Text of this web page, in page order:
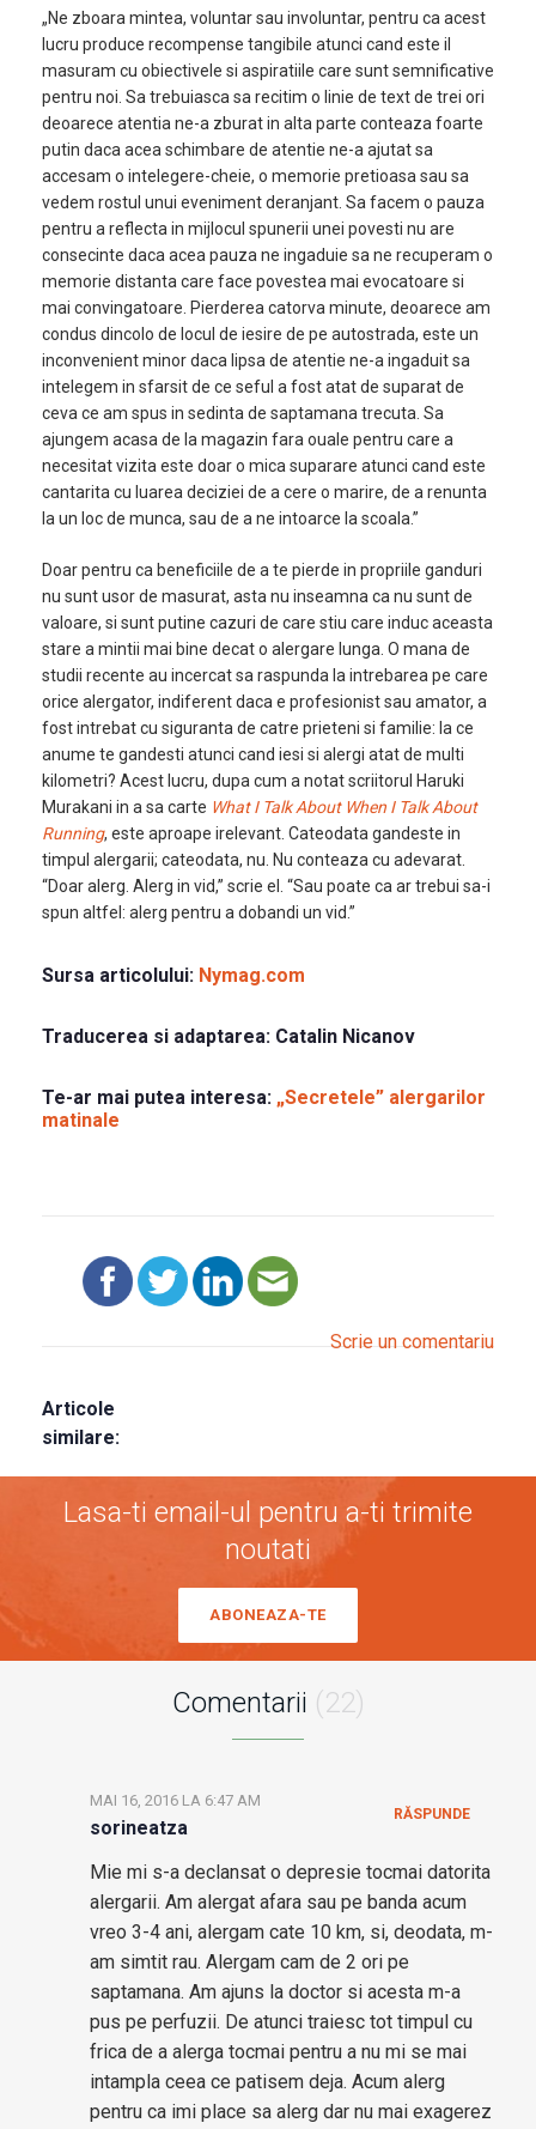
„Ne zboara mintea, voluntar sau involuntar, pentru ca acest
lucru produce recompense tangibile atunci cand este il
masuram cu obiectivele si aspiratiile care sunt semnificative
pentru noi. Sa trebuiasca sa recitim o linie de text de trei ori
deoarece atentia ne-a zburat in alta parte conteaza foarte
putin daca acea schimbare de atentie ne-a ajutat sa
accesam o intelegere-cheie, o memorie pretioasa sau sa
vedem rostul unui eveniment deranjant. Sa facem o pauza
pentru a reflecta in mijlocul spunerii unei povesti nu are
consecinte daca acea pauza ne ingaduie sa ne recuperam o
memorie distanta care face povestea mai evocatoare si
mai convingatoare. Pierderea catorva minute, deoarece am
condus dincolo de locul de iesire de pe autostrada, este un
inconvenient minor daca lipsa de atentie ne-a ingaduit sa
intelegem in sfarsit de ce seful a fost atat de suparat de
ceva ce am spus in sedinta de saptamana trecuta. Sa
ajungem acasa de la magazin fara ouale pentru care a
necesitat vizita este doar o mica suparare atunci cand este
cantarita cu luarea deciziei de a cere o marire, de a renunta
la un loc de munca, sau de a ne intoarce la scoala.”
Doar pentru ca beneficiile de a te pierde in propriile ganduri
nu sunt usor de masurat, asta nu inseamna ca nu sunt de
valoare, si sunt putine cazuri de care stiu care induc aceasta
stare a mintii mai bine decat o alergare lunga. O mana de
studii recente au incercat sa raspunda la intrebarea pe care
orice alergator, indiferent daca e profesionist sau amator, a
fost intrebat cu siguranta de catre prieteni si familie: la ce
anume te gandesti atunci cand iesi si alergi atat de multi
kilometri? Acest lucru, dupa cum a notat scriitorul Haruki
Murakani in a sa carte What I Talk About When I Talk About
Running, este aproape irelevant. Cateodata gandeste in
timpul alergarii; cateodata, nu. Nu conteaza cu adevarat.
“Doar alerg. Alerg in vid,” scrie el. “Sau poate ca ar trebui sa-i
spun altfel: alerg pentru a dobandi un vid.”
Sursa articolului: Nymag.com
Traducerea si adaptarea: Catalin Nicanov
Te-ar mai putea interesa: „Secretele” alergarilor
matinale
Scrie un comentariu
Articole
similare:
Lasa-ti email-ul pentru a-ti trimite
noutati
ABONEAZA-TE
Comentarii (22)
sorineatza
MAI 16, 2016 LA 6:47 AM
Mie mi s-a declansat o depresie tocmai datorita
alergarii. Am alergat afara sau pe banda acum
vreo 3-4 ani, alergam cate 10 km, si, deodata, m-
am simtit rau. Alergam cam de 2 ori pe
saptamana. Am ajuns la doctor si acesta m-a
pus pe perfuzii. De atunci traiesc tot timpul cu
frica de a alerga tocmai pentru a nu mi se mai
intampla ceea ce patisem deja. Acum alerg
pentru ca imi place sa alerg dar nu mai exagerez
RĂSPUNDE